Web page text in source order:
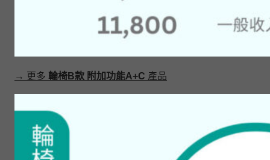
→ 更多 輪椅B款 附加功能A+C 產品